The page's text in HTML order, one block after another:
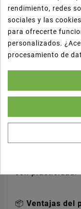
Kraft
para
Lamini
para presentar
cartón kraft
con practicidad.
📦 Ventajas del
rendimiento, redes
sociales y las
para ofrecerte
personalizados.
procesamiento de